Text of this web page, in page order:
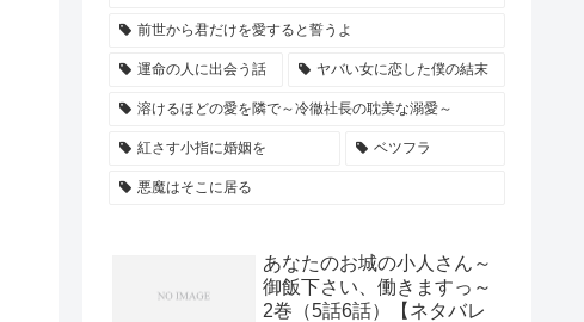
前世から君だけを愛すると誓うよ
運命の人に出会う話 ヤバい女に恋した僕の結末
溶けるほどの愛を隣で～冷徹社長の耽美な溺愛～
紅さす小指に婚姻を ベツフラ
悪魔はそこに居る
あなたのお城の小人さん～
御飯下さい、働きますっ～
2巻（5話6話）【ネタバレ